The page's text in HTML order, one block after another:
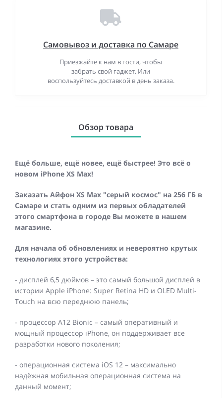
Самовывоз и доставка по Самаре
Приезжайте к нам в гости, чтобы
забрать свой гаджет. Или
воспользуйтесь доставкой в день заказа.
Обзор товара
Ещё больше, ещё новее, ещё быстрее! Это всё о
новом iPhone XS Max!
Заказать Айфон XS Max "серый космос" на 256 ГБ в
Самаре и стать одним из первых обладателей
этого смартфона в городе Вы можете в нашем
магазине.
Для начала об обновлениях и невероятно крутых
технологиях этого устройства:
- дисплей 6,5 дюймов – это самый большой дисплей в
истории Apple iPhone: Super Retina HD и OLED Multi-
Touch на всю переднюю панель;
- процессор А12 Bionic – самый оперативный и
мощный процессор iPhone, он поддерживает все
разработки нового поколения;
- операционная система iOS 12 – максимально
надёжная мобильная операционная система на
данный момент;